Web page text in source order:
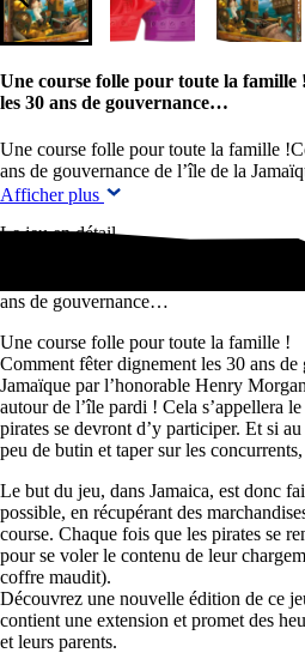
Une course folle pour toute la
les 30 ans de gouvernance…
Une course folle pour toute la famille
ans de gouvernance de l’île de la
Afficher plus
Le jeu en détail
Une course folle pour toute la famille
ans de gouvernance…
Une course folle pour toute la famille !
Comment fêter dignement les 30 ans de
Jamaïque par l’honorable Henry
autour de l’île pardi ! Cela s’appellera
pirates se devront d’y participer. Et si
peu de butin et taper sur les
Le but du jeu, dans Jamaica, est donc
possible, en récupérant des
course. Chaque fois que les pirates se
pour se voler le contenu de leur
coffre maudit).
Découvrez une nouvelle édition de ce
contient une extension et promet des
et leurs parents.